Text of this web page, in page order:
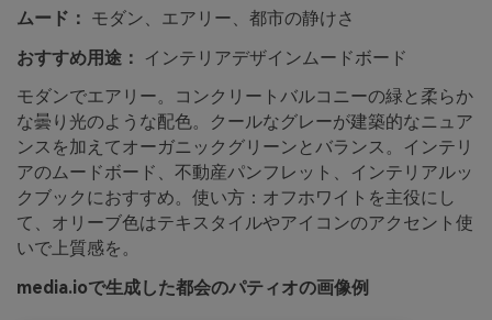
ムード： モダン、エアリー、都市の静けさ
おすすめ用途：
インテリアデザインムードボード
モダンでエアリー。コンクリートバルコニーの緑と柔らか
な曇り光のような配色。クールなグレーが建築的なニュア
ンスを加えてオーガニックグリーンとバランス。インテリ
アのムードボード、不動産パンフレット、インテリアルッ
クブックにおすすめ。使い方：オフホワイトを主役にし
て、オリーブ色はテキスタイルやアイコンのアクセント使
いで上質感を。
media.ioで生成した都会のパティオの画像例